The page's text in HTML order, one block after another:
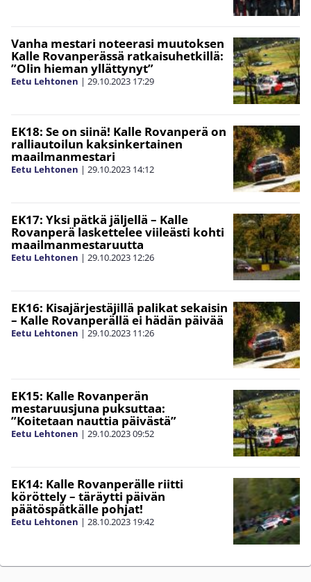
Vanha mestari noteerasi muutoksen
Kalle Rovanperässä ratkaisuhetkillä:
”Olin hieman yllättynyt”
Eetu Lehtonen | 29.10.2023 17:29
EK18: Se on siinä! Kalle Rovanperä on
ralliautoilun kaksinkertainen
maailmanmestari
Eetu Lehtonen | 29.10.2023 14:12
EK17: Yksi pätkä jäljellä – Kalle
Rovanperä laskettelee viileästi kohti
maailmanmestaruutta
Eetu Lehtonen | 29.10.2023 12:26
EK16: Kisajärjestäjillä palikat sekaisin
– Kalle Rovanperällä ei hädän päivää
Eetu Lehtonen | 29.10.2023 11:26
EK15: Kalle Rovanperän
mestaruusjuna puksuttaa:
”Koitetaan nauttia päivästä”
Eetu Lehtonen | 29.10.202309:52
EK14: Kalle Rovanperälle riitti
köröttely – täräytti päivän
päätöspätkälle pohjat!
Eetu Lehtonen | 28.10.2023 19:42